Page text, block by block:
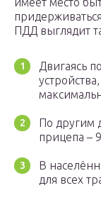
ПДД выглядит
Двигаясь
По другим
прицепа –
В
для всех